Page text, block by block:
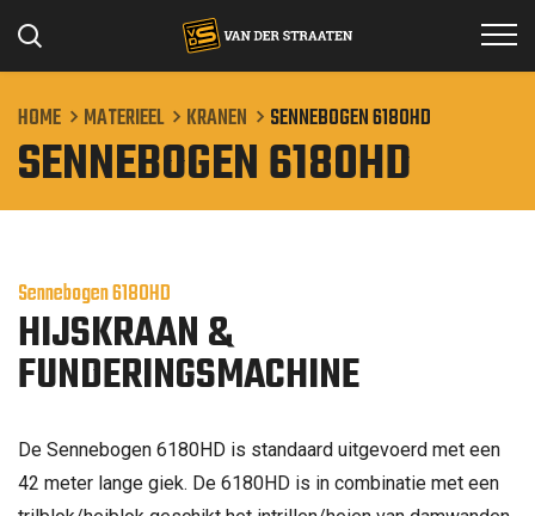
Specialismen
Projecten
Materieel
Over ons
HOME MATERIEEL KRANEN SENNEBOGEN 6180HD
SENNEBOGEN 6180HD
Sennebogen 6180HD
HIJSKRAAN &
FUNDERINGSMACHINE
De Sennebogen 6180HD is standaard uitgevoerd met een
42 meter lange giek. De 6180HD is in combinatie met een